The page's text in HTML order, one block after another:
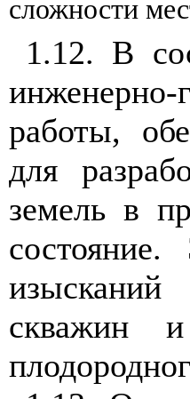
сложности
1.12. В со
инженерно-
работы, обе
для ра
земель в
состояние.
изысканий
скважин и